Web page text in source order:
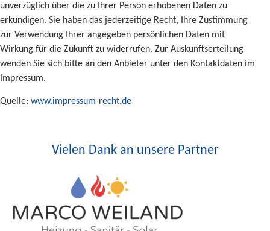
unverzüglich über die zu Ihrer Person erhobenen Daten zu
erkundigen. Sie haben das jederzeitige Recht, Ihre Zustimmung
zur Verwendung Ihrer angegeben persönlichen Daten mit
Wirkung für die Zukunft zu widerrufen. Zur Auskunftserteilung
wenden Sie sich bitte an den Anbieter unter den Kontaktdaten im
Impressum.
Quelle: www.impressum-recht.de
Vielen Dank an unsere Partner